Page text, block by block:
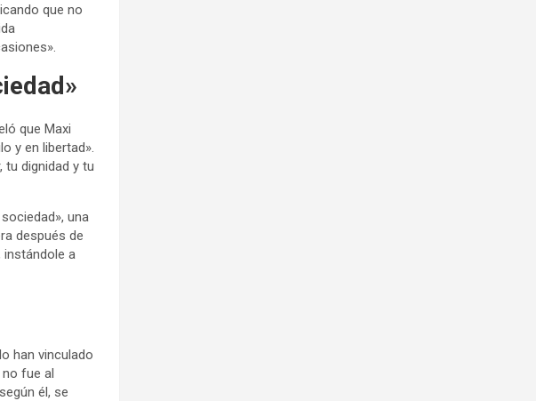
que no
que Maxi
y en libertad».
tu dignidad y tu
una
después de
instándole a
han vinculado
fue al
él, se